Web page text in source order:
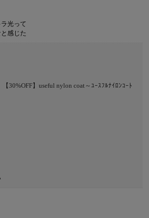
光って
感じた
【30%OFF】useful nylon coat～ﾕｰｽﾌﾙﾅｲﾛﾝｺｰﾄ